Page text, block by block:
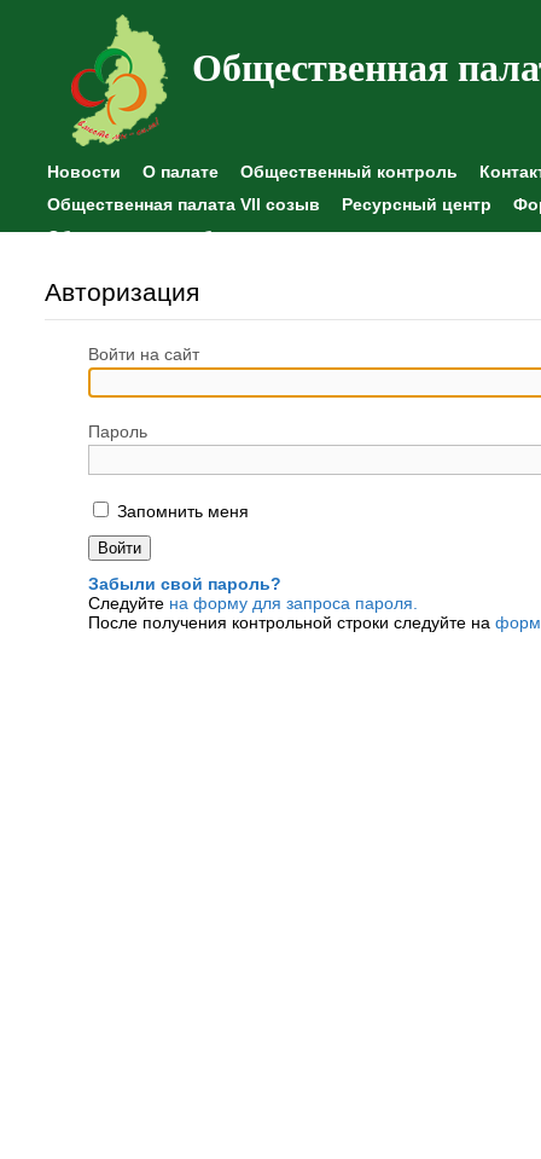
Общественная
Новости О палате Общественный контроль
Общественная палата VII созыв
Ресурсный центр
Общественные наблюдения
Авторизация
Войти на сайт
Пароль
Запомнить меня
Забыли свой пароль?
Следуйте на форму для запроса пароля.
После получения контрольной строки следуйте на